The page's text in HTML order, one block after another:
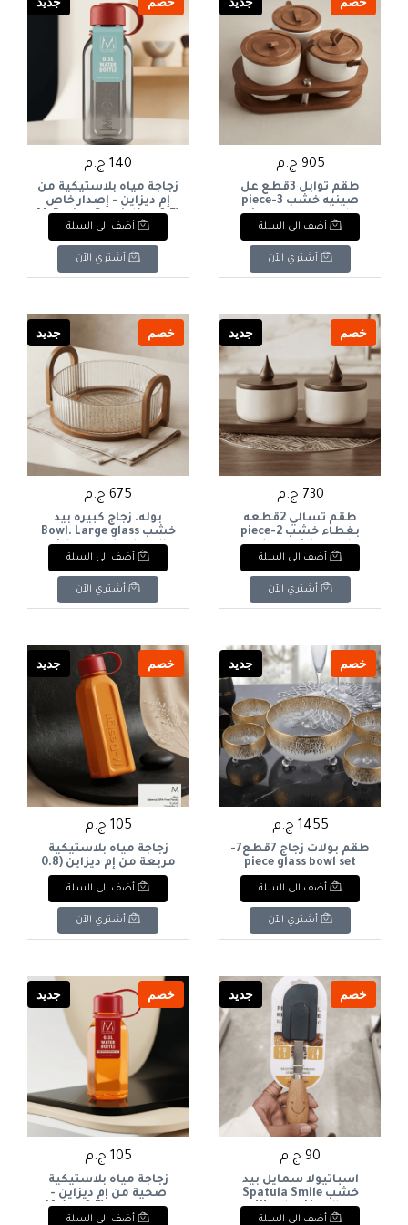
905 ج.م
طقم توابل 3قطع عل
صينيه خشب 3-piece
spice set on a wooden
tray
أضف الى السلة
أشتري الآن
140 ج.م
زجاجة مياه بلاستيكية من
إم ديزاين - إصدار خاص
(0.5 لتر)M-Design Special
Edition Plastic Water
Bottle (0.5L
أضف الى السلة
أشتري الآن
خصم جديد
730 ج.م
طقم تسالي 2قطعه
بغطاء خشب 2-piece
snack set with wooden
lid
أضف الى السلة
أشتري الآن
خصم جديد
675 ج.م
بوله. زجاج كبيره بيد
خشب Bowl. Large glass
with a wooden handle.
أضف الى السلة
أشتري الآن
خصم جديد
1455 ج.م
طقم بولات زجاج 7قطع7-
piece glass bowl set
أضف الى السلة
أشتري الآن
خصم جديد
105 ج.م
زجاجة مياه بلاستيكية
مربعة من إم ديزاين (0.8
لتر)M-Design Square
Plastic Water Bottle
(0.8L
أضف الى السلة
أشتري الآن
خصم جديد
90 ج.م
اسباتيولا سمايل بيد
خشب Spatula Smile
Wooden Handle
أضف الى السلة
خصم جديد
105 ج.م
زجاجة مياه بلاستيكية
صحية من إم ديزاين -
إصدار خاص (0.5 لتر)M-
Design Special Edition
أضف الى السلة